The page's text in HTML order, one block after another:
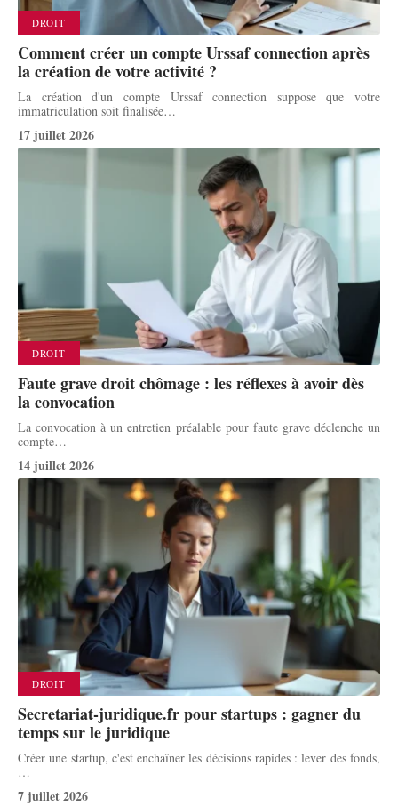
DROIT
Comment créer un compte Urssaf connection après
la création de votre activité ?
La création d'un compte Urssaf connection suppose que votre
immatriculation soit finalisée…
17 juillet 2026
DROIT
Faute grave droit chômage : les réflexes à avoir dès
la convocation
La convocation à un entretien préalable pour faute grave déclenche un
compte…
14 juillet 2026
DROIT
Secretariat-juridique.fr pour startups : gagner du
temps sur le juridique
Créer une startup, c'est enchaîner les décisions rapides : lever des fonds,
…
7 juillet 2026